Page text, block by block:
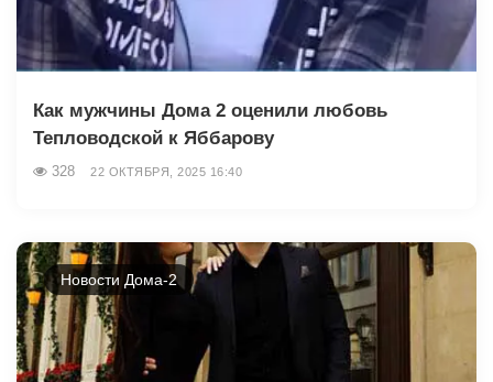
Как мужчины Дома 2 оценили любовь
Тепловодской к Яббарову
328 22 ОКТЯБРЯ, 2025 16:40
Новости Дома-2